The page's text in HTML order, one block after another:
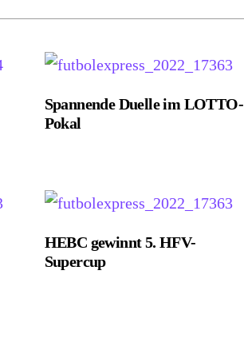
Spannende Duelle im LOTTO-
Pokal
HEBC gewinnt 5. HFV-
Supercup